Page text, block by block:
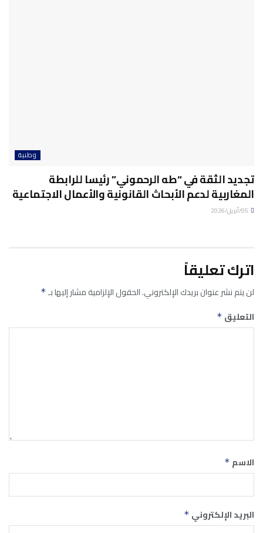
وطنية
تجديد الثقة في “طه الرحموني” رئيسا للرابطة
المغاربية لدعم الأبحاث القانونية والأعمال الاجتماعية
اترك تعليقاً
لن يتم نشر عنوان بريدك الإلكتروني.الحقول الإلزامية مشار إليها بـ*
التعليق *
الاسم *
البريد الإلكتروني *